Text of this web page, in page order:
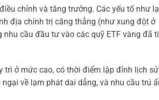
chỉnh và tăng trưởng. Các yếu tố như
địa chính trị căng thẳng (như xung đột ở
cầu đầu tư vào các quỹ ETF vàng đã
trì ở mức cao, có thời điểm lập đỉnh lịch sử
về lạm phát dai dẳng, và nhu cầu trú